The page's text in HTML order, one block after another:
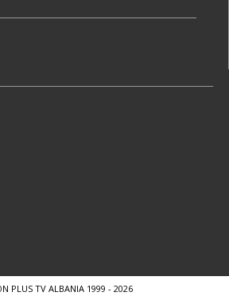
PLUS TV ALBANIA 1999 - 2026